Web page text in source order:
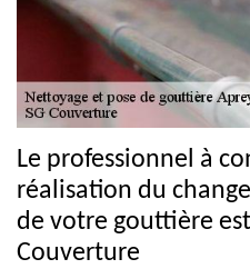
Le professionnel à
réalisation du
de votre gouttière
Couverture